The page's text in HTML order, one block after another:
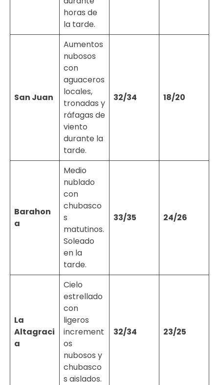
horas de
la tarde.
San Juan
Aumentos
nubosos
con
aguaceros
locales,
tronadas y
ráfagas de
viento
durante la
tarde.
32/34 18/20
Barahon
a
Medio
nublado
con
chubasco
s
matutinos.
Soleado
en la
tarde.
33/35 24/26
La
Altagraci
a
Cielo
estrellado
con
ligeros
increment
os
nubosos y
chubasco
s aislados.
32/34 23/25